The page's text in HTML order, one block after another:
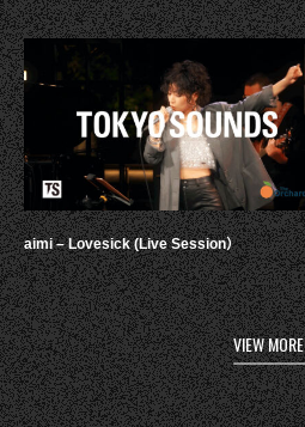
aimi – Lovesick (Live Session）
VIEW MORE